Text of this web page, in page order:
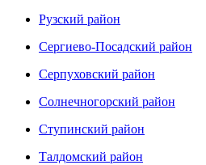
Рузский район
Сергиево-Посадский район
Серпуховский район
Солнечногорский район
Ступинский район
Талдомский район